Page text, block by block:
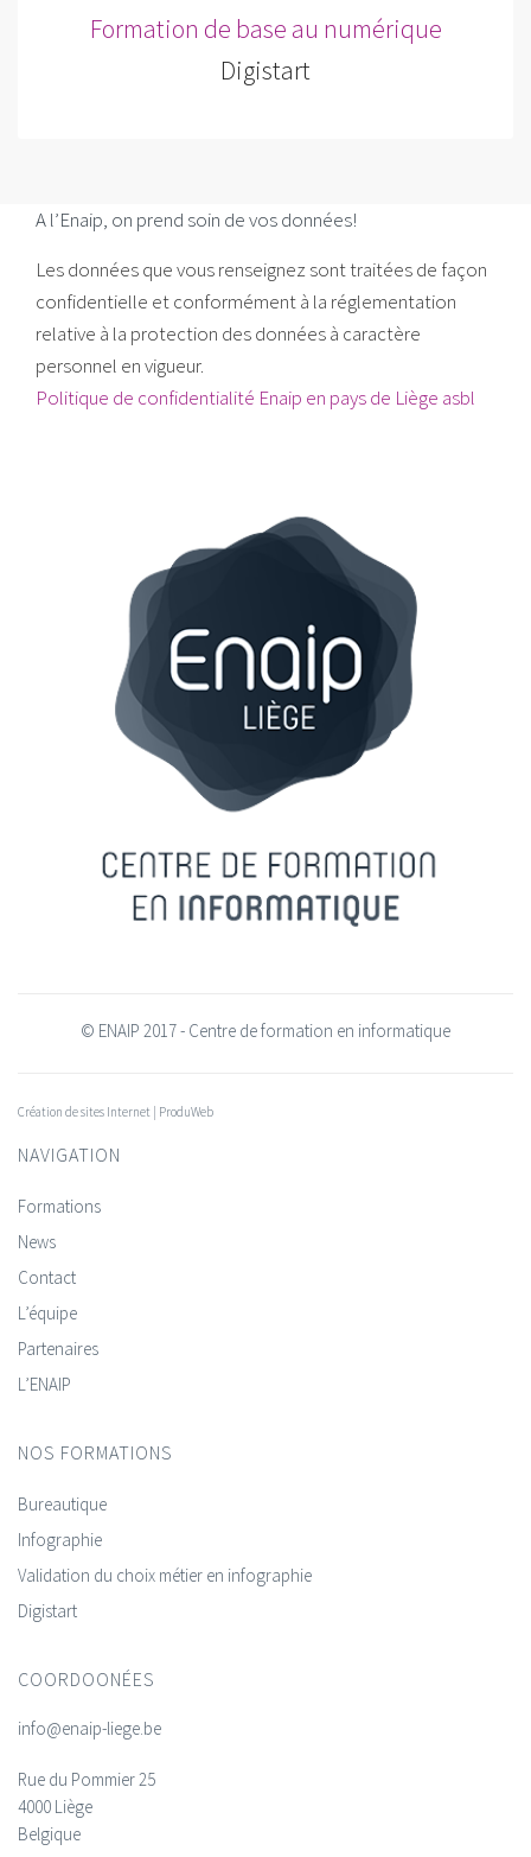
Formation de base au numérique
Digistart
A l’Enaip, on prend soin de vos données!
Les données que vous renseignez sont traitées de façon
confidentielle et conformément à la réglementation
relative à la protection des données à caractère
personnel en vigueur.
Politique de confidentialité Enaip en pays de Liège asbl
© ENAIP 2017 - Centre de formation en informatique
Création de sites Internet | ProduWeb
NAVIGATION
Formations
News
Contact
L’équipe
Partenaires
L’ENAIP
NOS FORMATIONS
Bureautique
Infographie
Validation du choix métier en infographie
Digistart
COORDOONÉES
info@enaip-liege.be
Rue du Pommier 25
4000 Liège
Belgique